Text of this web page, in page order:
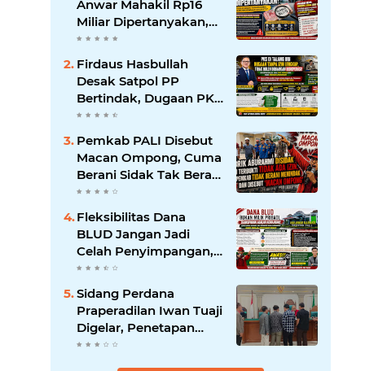
Anwar Mahakil Rp16
Miliar Dipertanyakan,
Publik Desak
Pengawasan
Diperketat
Firdaus Hasbullah
Desak Satpol PP
Bertindak, Dugaan PKS
Tanpa Izin Lengkap di
Dibiarkan Beroperasi
Pemkab PALI Disebut
Macan Ompong, Cuma
Berani Sidak Tak Berani
Menindak Perusahaan
Fleksibilitas Dana
BLUD Jangan Jadi
Celah Penyimpangan,
RSUD Anwar Mahakil
‎Sidang Perdana
Praperadilan Iwan Tuaji
Digelar, Penetapan
Tersangka hingga